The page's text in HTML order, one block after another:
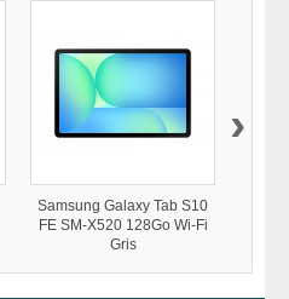
Samsung Galaxy Tab S10
FE SM-X520 128Go Wi-Fi
Gris
›